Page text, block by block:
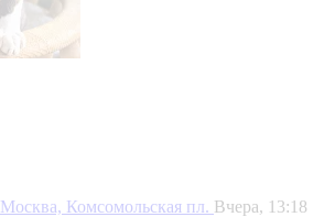
Москва, Комсомольская пл. Вчера, 13:18